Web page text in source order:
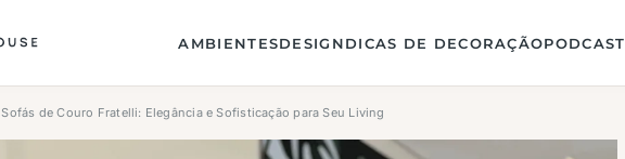
AMBIENTESDESIGNDICAS DE DECORAÇÃOPODCAST
Sofás de Couro Fratelli: Elegância e Sofisticação para Seu Living